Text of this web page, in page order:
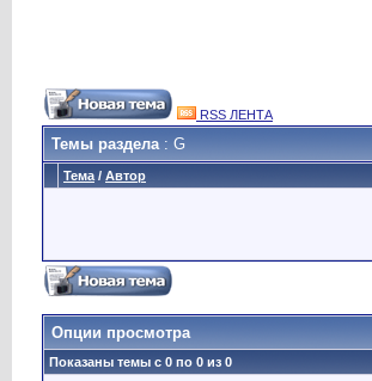
RSS ЛЕНТА
Темы раздела: G
Тема / Автор
Опции просмотра
Показаны темы с 0 по 0 из 0